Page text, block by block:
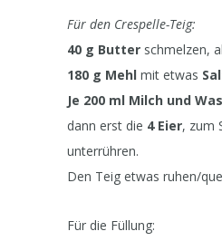
Für den Crespelle-Teig:
40 g Butter schmelzen,
180 g Mehl mit etwas
Je 200 ml Milch und
dann erst die 4 Eier, zum
unterrühren.
Den Teig etwas ruhen/
Für die Füllung: